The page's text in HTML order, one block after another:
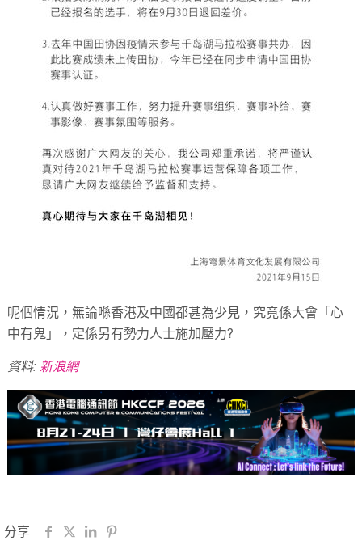
呢個情況，無論喺香港及中國都甚為少見，究竟係大會「心
中有鬼」，定係另有勢力人士施加壓力?
資料:新浪網
分享